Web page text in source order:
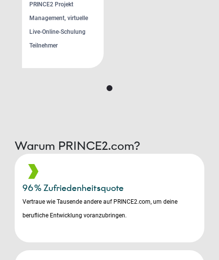
PRINCE2 Projekt
Management, virtuelle
Live-Online-Schulung
Teilnehmer
Warum PRINCE2.com?
96 % Zufriedenheitsquote
Vertraue wie Tausende andere auf PRINCE2.com, um deine
berufliche Entwicklung voranzubringen.